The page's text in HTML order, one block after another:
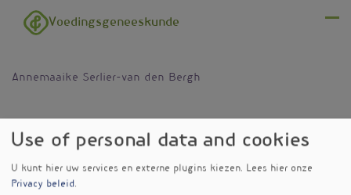
Overslaan en naar de inhoud gaan
Voedingsgeneeskunde
Annemaaike Serlier-van den Bergh
Use of personal data and cookies
U kunt hier uw services en externe plugins kiezen. Lees hier onze
Privacy beleid.